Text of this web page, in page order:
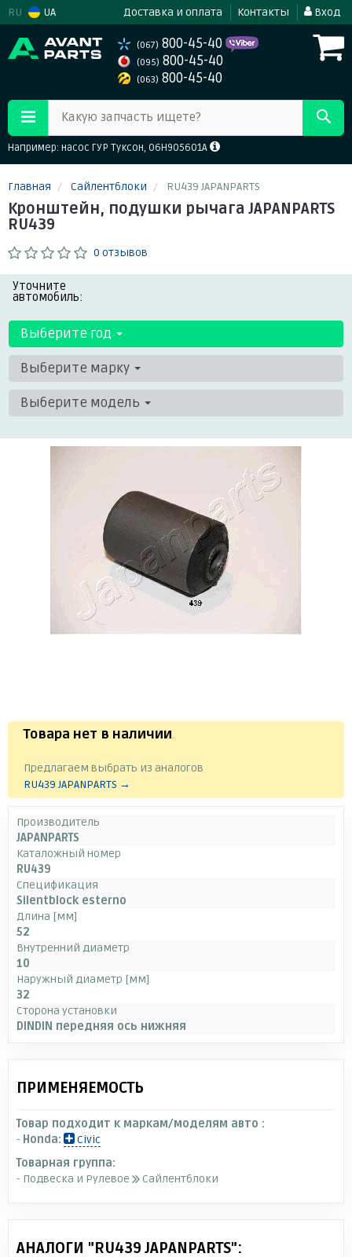
RU UA Доставка и оплата Контакты Вход
(067) 800-45-40
(095) 800-45-40
(063) 800-45-40
Какую запчасть ищете?
Например: насос ГУР Туксон, 06H905601A
Главная Сайлентблоки RU439 JAPANPARTS
Кронштейн, подушки рычага JAPANPARTS
RU439
0 отзывов
Уточните
автомобиль:
Выберите год
Выберите марку
Выберите модель
Товара нет в наличии.
Предлагаем выбрать из аналогов
RU439 JAPANPARTS →
Производитель
JAPANPARTS
Каталожный номер
RU439
Спецификация
Silentblock esterno
Длина [мм]
52
Внутренний диаметр
10
Наружный диаметр [мм]
32
Сторона установки
DINDIN передняя ось нижняя
ПРИМЕНЯЕМОСТЬ
Товар подходит к маркам/моделям авто :
- Honda:
Civic
Товарная группа:
- Подвеска и Рулевое
Сайлентблоки
АНАЛОГИ "RU439 JAPANPARTS":